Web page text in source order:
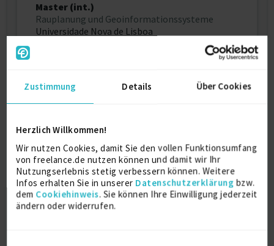
Zustimmung Details Über Cookies
Herzlich Willkommen!
Wir nutzen Cookies, damit Sie den vollen Funktionsumfang
von freelance.de nutzen können und damit wir Ihr
Nutzungserlebnis stetig verbessern können. Weitere
Infos erhalten Sie in unserer Datenschutzerklärung bzw.
dem Cookiehinweis. Sie können Ihre Einwilligung jederzeit
ändern oder widerrufen.
Master (int.)
Rauplanung und Geoinformationssysteme
Universidade Nova de Lisboa
Wirtschatfs- und Sozialgeographie
M.A.
2020
Osnabrück
VWL
B.Sc.
FU Berlin